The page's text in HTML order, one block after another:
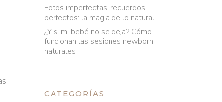
Fotos imperfectas, recuerdos
perfectos: la magia de lo natural
¿Y si mi bebé no se deja? Cómo
funcionan las sesiones newborn
naturales
CATEGORÍAS